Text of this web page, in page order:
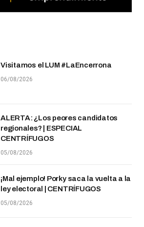
Visitamos el LUM #LaEncerrona
06/08/2026
ALERTA: ¿Los peores candidatos
regionales? | ESPECIAL
CENTRÍFUGOS
05/08/2026
¡Mal ejemplo! Porky saca la vuelta a la
ley electoral | CENTRÍFUGOS
05/08/2026